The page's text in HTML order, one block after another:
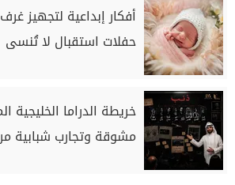
أفكار إبداعية لتجهيز
حفلات استقبال لا تُنسى
خريطة الدراما الخليجية
مشوقة وتجارب شبابية